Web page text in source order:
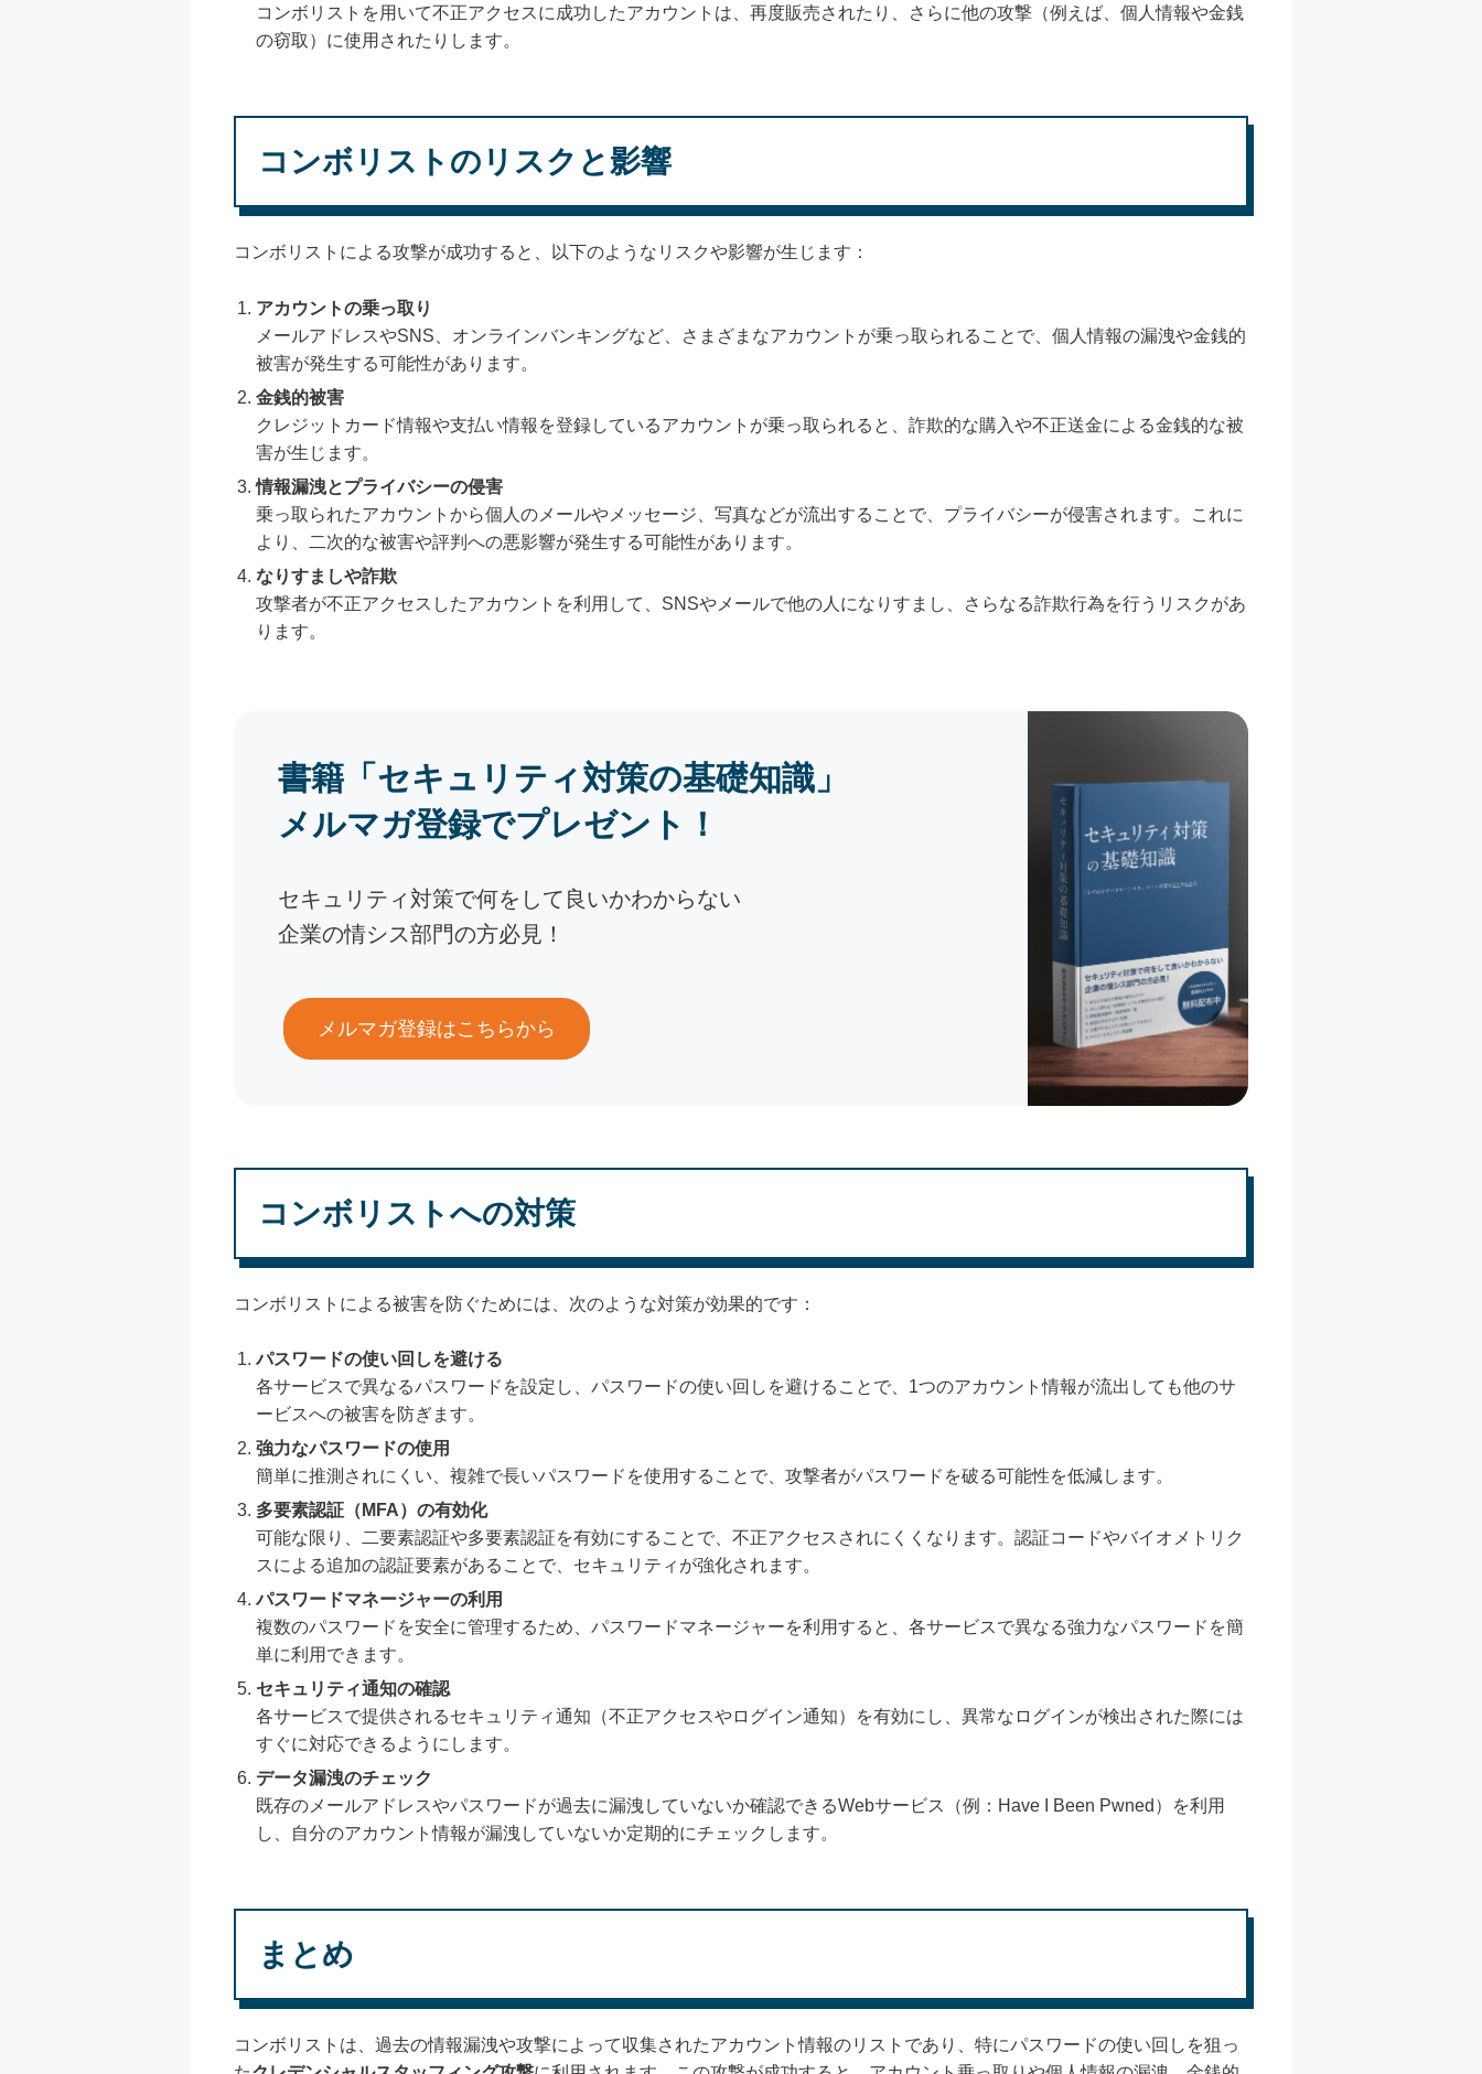
コンボリストを用いて不正アクセスに成功したアカウントは、再度販売されたり、さらに他の攻撃（例えば、個人情報や金銭
の窃取）に使用されたりします。
コンボリストのリスクと影響
コンボリストによる攻撃が成功すると、以下のようなリスクや影響が生じます：
アカウントの乗っ取り
メールアドレスやSNS、オンラインバンキングなど、さまざまなアカウントが乗っ取られることで、個人情報の漏洩や金銭的
被害が発生する可能性があります。
金銭的被害
クレジットカード情報や支払い情報を登録しているアカウントが乗っ取られると、詐欺的な購入や不正送金による金銭的な被
害が生じます。
情報漏洩とプライバシーの侵害
乗っ取られたアカウントから個人のメールやメッセージ、写真などが流出することで、プライバシーが侵害されます。これに
より、二次的な被害や評判への悪影響が発生する可能性があります。
なりすましや詐欺
攻撃者が不正アクセスしたアカウントを利用して、SNSやメールで他の人になりすまし、さらなる詐欺行為を行うリスクがあ
ります。
書籍「セキュリティ対策の基礎知識」
メルマガ登録でプレゼント！
セキュリティ対策で何をして良いかわからない
企業の情シス部門の方必見！
メルマガ登録はこちらから
コンボリストへの対策
コンボリストによる被害を防ぐためには、次のような対策が効果的です：
パスワードの使い回しを避ける
各サービスで異なるパスワードを設定し、パスワードの使い回しを避けることで、1つのアカウント情報が流出しても他のサ
ービスへの被害を防ぎます。
強力なパスワードの使用
簡単に推測されにくい、複雑で長いパスワードを使用することで、攻撃者がパスワードを破る可能性を低減します。
多要素認証（MFA）の有効化
可能な限り、二要素認証や多要素認証を有効にすることで、不正アクセスされにくくなります。認証コードやバイオメトリク
スによる追加の認証要素があることで、セキュリティが強化されます。
パスワードマネージャーの利用
複数のパスワードを安全に管理するため、パスワードマネージャーを利用すると、各サービスで異なる強力なパスワードを簡
単に利用できます。
セキュリティ通知の確認
各サービスで提供されるセキュリティ通知（不正アクセスやログイン通知）を有効にし、異常なログインが検出された際には
すぐに対応できるようにします。
データ漏洩のチェック
既存のメールアドレスやパスワードが過去に漏洩していないか確認できるWebサービス（例：Have I Been Pwned）を利用
し、自分のアカウント情報が漏洩していないか定期的にチェックします。
まとめ
コンボリストは、過去の情報漏洩や攻撃によって収集されたアカウント情報のリストであり、特にパスワードの使い回しを狙っ